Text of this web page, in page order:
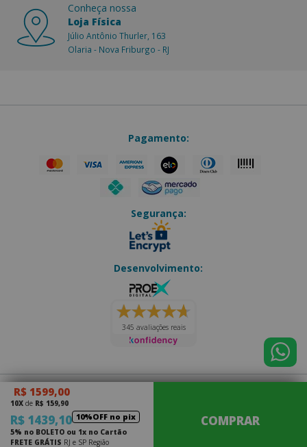
R$ 1599,00
10X de R$ 159,90
R$ 1439,10 10%OFF no pix
5% no BOLETO ou 1x no Cartão
FRETE GRÁTIS RJ e SP Região
COMPRAR
Conheça nossa
Loja Física
Júlio Antônio Thurler, 163
Olaria - Nova Friburgo - RJ
Pagamento:
Segurança:
Desenvolvimento:
345 avaliações reais
Júlio Antônio Thurler, 163 - Olaria
CEP: 28.620-000